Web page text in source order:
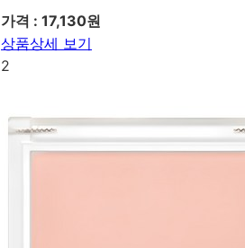
가격 : 17,130원
상품상세 보기
2